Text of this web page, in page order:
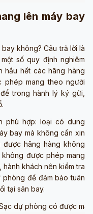
lên máy bay
không? Câu trả lời là
số quy định nghiêm
hầu hết các hãng hàng
phép mang theo người
trong hành lý ký gửi,
phù hợp: loại có dung
bay mà không cần xin
được hãng hàng không
được phép mang
khách nên kiểm tra
để đảm bảo tuân
tại sân bay.